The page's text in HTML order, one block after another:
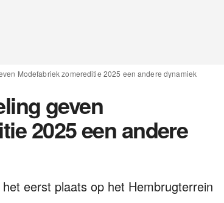
Modefabriek zomereditie 2025 een andere dynamiek
geven
2025 een andere
eerst plaats op het Hembrugterrein